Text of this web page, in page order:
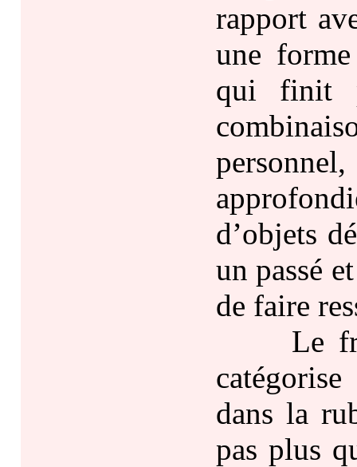
rapport
une
qui finit
d’objets
un passé
de faire
Le
dans la
pas plus